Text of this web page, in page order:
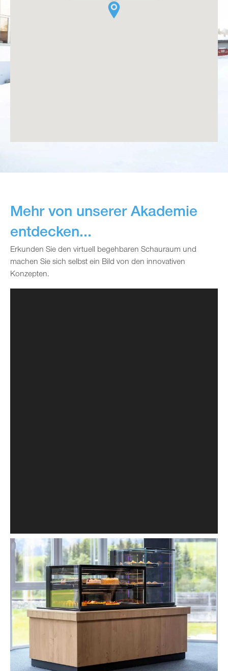
Mehr von unserer Akademie
entdecken...
Erkunden Sie den virtuell begehbaren Schauraum und
machen Sie sich selbst ein Bild von den innovativen
Konzepten.